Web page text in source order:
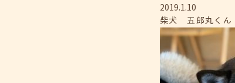
2019.1.10
柴犬 五郎丸くん